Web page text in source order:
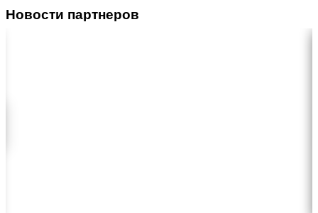
Новости партнеров